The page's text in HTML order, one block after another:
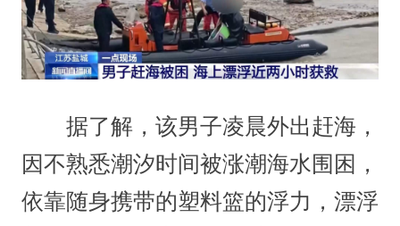
据了解，该男子凌晨外出赶海，
因不熟悉潮汐时间被涨潮海水围困，
依靠随身携带的塑料篮的浮力，漂浮